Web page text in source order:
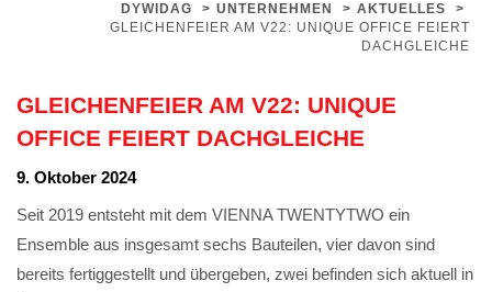
DYWIDAG > UNTERNEHMEN > AKTUELLES
>
GLEICHENFEIER AM V22: UNIQUE OFFICE FEIERT
DACHGLEICHE
GLEICHENFEIER AM V22: UNIQUE
OFFICE FEIERT DACHGLEICHE
9. Oktober 2024
Seit 2019 entsteht mit dem VIENNA TWENTYTWO ein
Ensemble aus insgesamt sechs Bauteilen, vier davon sind
bereits fertiggestellt und übergeben, zwei befinden sich aktuell in